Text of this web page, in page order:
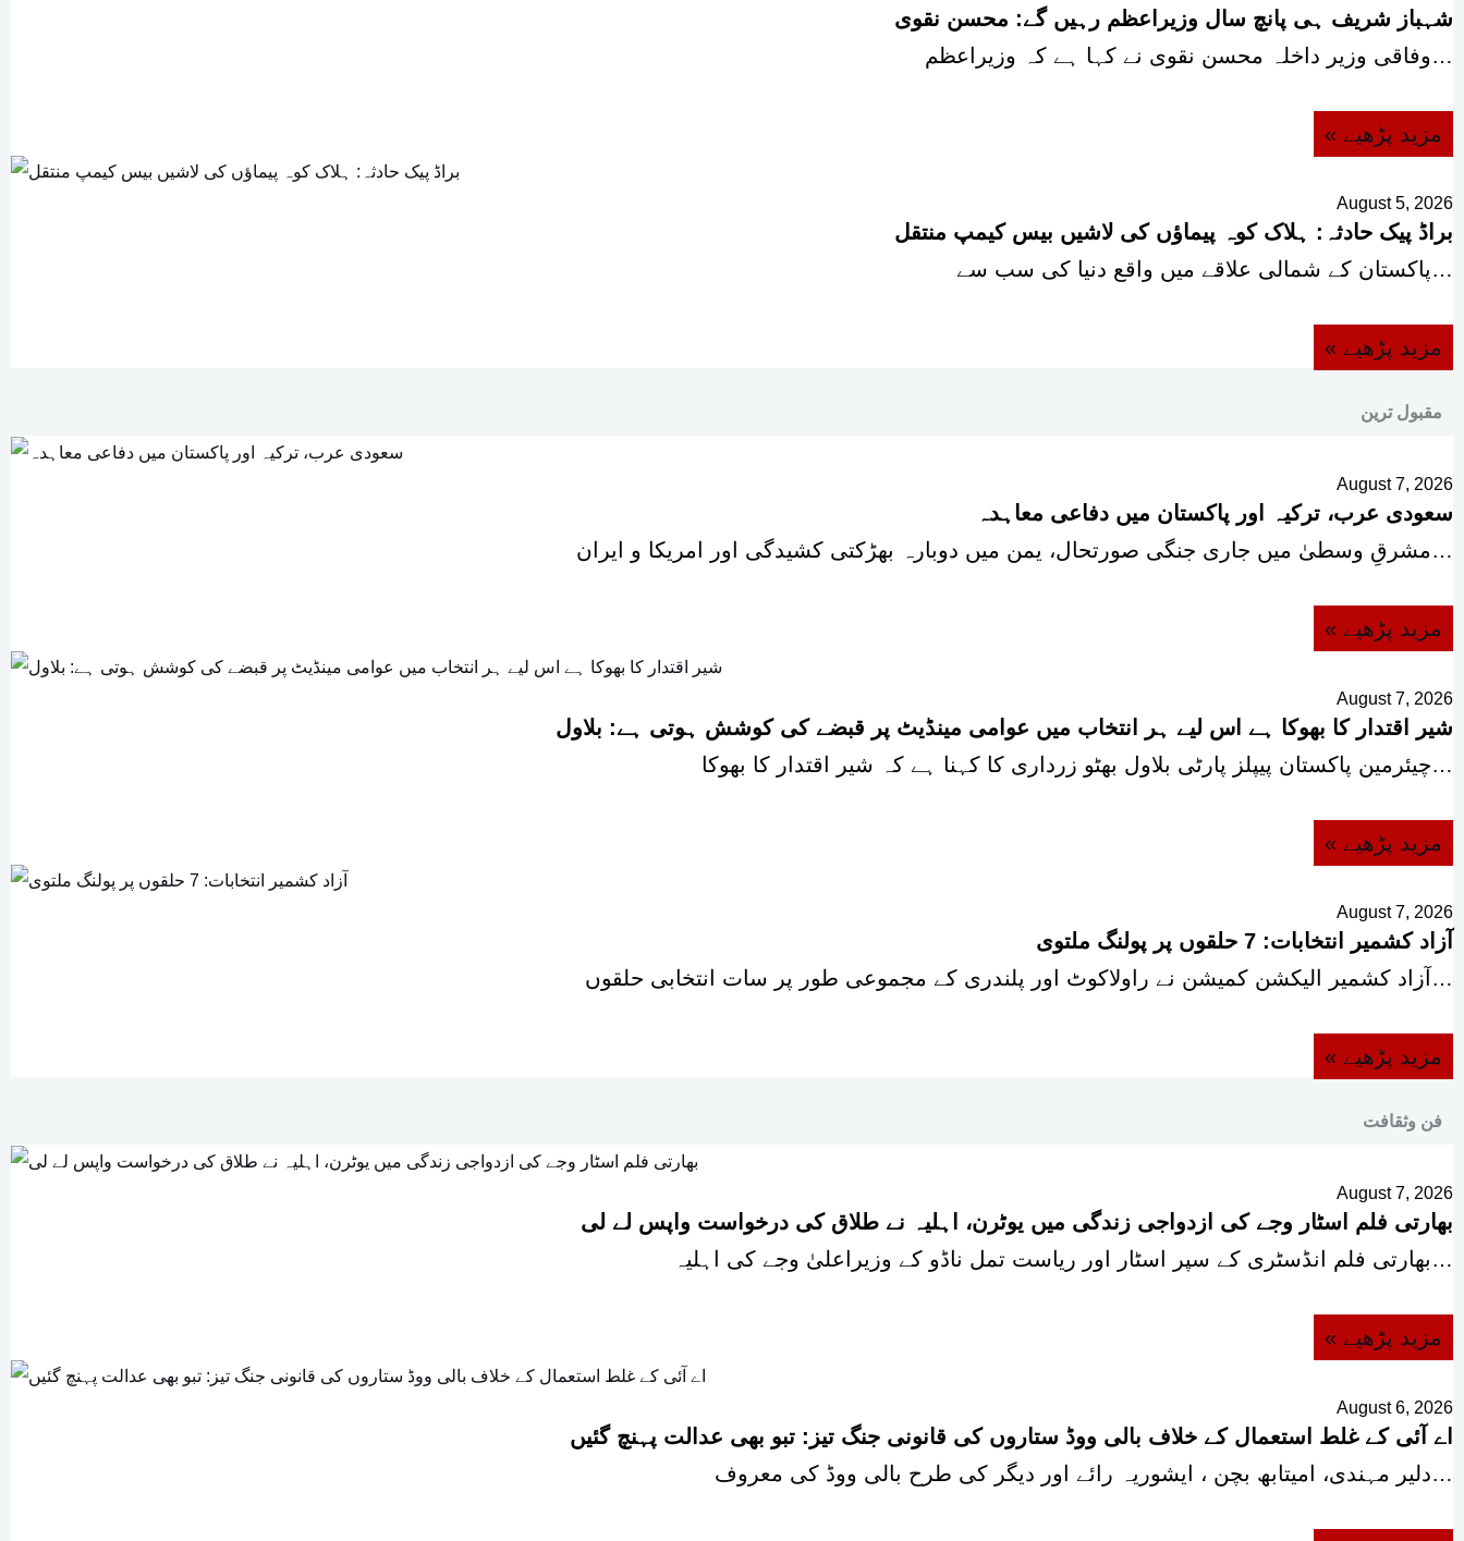
شہباز شریف ہی پانچ سال وزیراعظم رہیں گے: محسن نقوی
وفاقی وزیر داخلہ محسن نقوی نے کہا ہے کہ وزیراعظم…
« مزید پڑھیے
August 5, 2026
براڈ پیک حادثہ: ہلاک کوہ پیماؤں کی لاشیں بیس کیمپ منتقل
پاکستان کے شمالی علاقے میں واقع دنیا کی سب سے…
« مزید پڑھیے
مقبول ترین
August 7, 2026
سعودی عرب، ترکیہ اور پاکستان میں دفاعی معاہدہ
مشرقِ وسطیٰ میں جاری جنگی صورتحال، یمن میں دوبارہ بھڑکتی کشیدگی اور امریکا و ایران…
« مزید پڑھیے
August 7, 2026
شیر اقتدار کا بھوکا ہے اس لیے ہر انتخاب میں عوامی مینڈیٹ پر قبضے کی کوشش ہوتی ہے: بلاول
چیئرمین پاکستان پیپلز پارٹی بلاول بھٹو زرداری کا کہنا ہے کہ شیر اقتدار کا بھوکا…
« مزید پڑھیے
August 7, 2026
آزاد کشمیر انتخابات: 7 حلقوں پر پولنگ ملتوی
آزاد کشمیر الیکشن کمیشن نے راولاکوٹ اور پلندری کے مجموعی طور پر سات انتخابی حلقوں…
« مزید پڑھیے
فن وثقافت
August 7, 2026
بھارتی فلم اسٹار وجے کی ازدواجی زندگی میں یوٹرن، اہلیہ نے طلاق کی درخواست واپس لے لی
بھارتی فلم انڈسٹری کے سپر اسٹار اور ریاست تمل ناڈو کے وزیراعلیٰ وجے کی اہلیہ…
« مزید پڑھیے
August 6, 2026
اے آئی کے غلط استعمال کے خلاف بالی ووڈ ستاروں کی قانونی جنگ تیز: تبو بھی عدالت پہنچ گئیں
دلیر مہندی، امیتابھ بچن ، ایشوریہ رائے اور دیگر کی طرح بالی ووڈ کی معروف…